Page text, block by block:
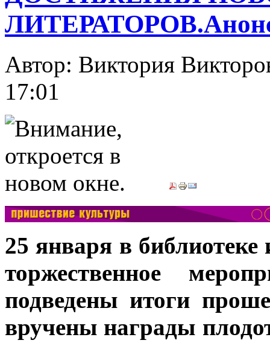
Автор: Виктория
17:01
25 января в
торжественное
подведены итоги
вручены награды